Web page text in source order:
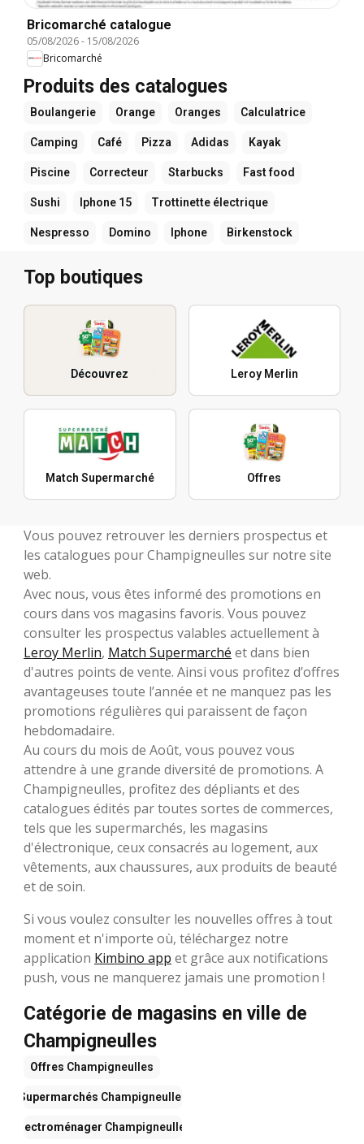
Bricomarché catalogue
05/08/2026- 15/08/2026
Bricomarché
Produits des catalogues
Boulangerie Orange Oranges Calculatrice
Camping Café Pizza Adidas Kayak
Piscine Correcteur Starbucks Fast food
Sushi Iphone 15 Trottinette électrique
Nespresso Domino Iphone Birkenstock
Top boutiques
Découvrez Leroy Merlin
Match Supermarché Offres
Vous pouvez retrouver les derniers prospectus et
les catalogues pour Champigneulles sur notre site
web.
Avec nous, vous êtes informé des promotions en
cours dans vos magasins favoris. Vous pouvez
consulter les prospectus valables actuellement à
Leroy Merlin, Match Supermarché et dans bien
d'autres points de vente. Ainsi vous profitez d’offres
avantageuses toute l’année et ne manquez pas les
promotions régulières qui paraissent de façon
hebdomadaire.
Au cours du mois de Août, vous pouvez vous
attendre à une grande diversité de promotions. A
Champigneulles, profitez des dépliants et des
catalogues édités par toutes sortes de commerces,
tels que les supermarchés, les magasins
d'électronique, ceux consacrés au logement, aux
vêtements, aux chaussures, aux produits de beauté
et de soin.
Si vous voulez consulter les nouvelles offres à tout
moment et n'importe où, téléchargez notre
application Kimbino app et grâce aux notifications
push, vous ne manquerez jamais une promotion !
Catégorie de magasins en ville de
Champigneulles
Offres Champigneulles
Supermarchés Champigneulles
Électroménager Champigneulles